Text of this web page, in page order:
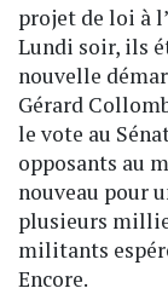
projet de loi à
Lundi soir, ils
nouvelle
Gérard
le vote au
opposants au
nouveau pour
plusieurs
militants
Encore.